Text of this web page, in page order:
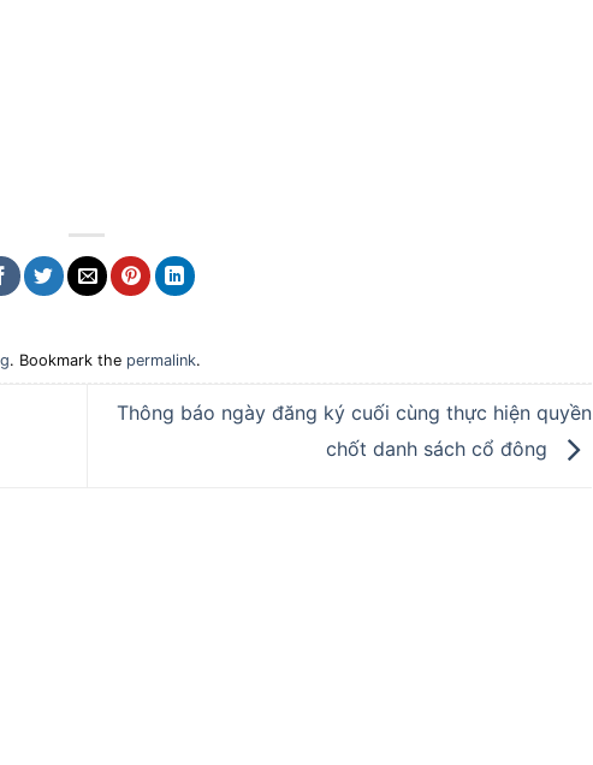
. Bookmark the permalink.
Thông báo ngày đăng ký cuối cùng thực hiện quyền
chốt danh sách cổ đông